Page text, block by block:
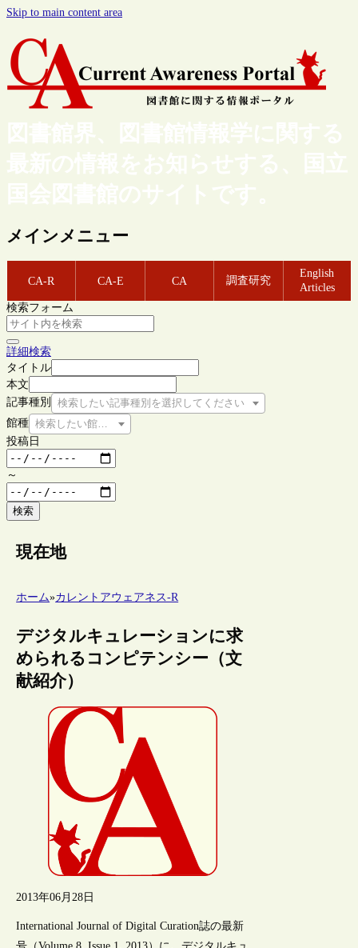
Skip to main content area
図書館界、図書館情報学に関する
最新の情報をお知らせする、国立
国会図書館のサイトです。
メインメニュー
CA-R CA-E CA 調査研究
English
Articles
検索フォーム
詳細検索
タイトル
本文
記事種別
検索したい記事種別を選択してください
館種 検索したい館種を選択してください
投稿日
～
検索
現在地
ホーム»カレントアウェアネス-R
デジタルキュレーションに求
められるコンピテンシー（文
献紹介）
2013年06月28日
International Journal of Digital Curation誌の最新